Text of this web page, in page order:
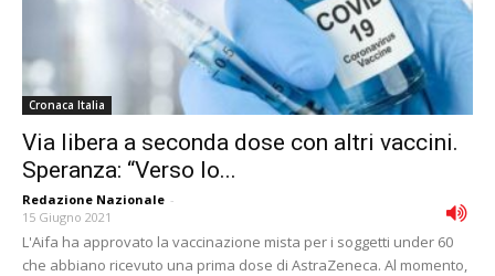
Cronaca Italia
Via libera a seconda dose con altri vaccini.
Speranza: “Verso lo...
Redazione Nazionale -
15 Giugno 2021
L'Aifa ha approvato la vaccinazione mista per i soggetti under 60
che abbiano ricevuto una prima dose di AstraZeneca. Al momento,